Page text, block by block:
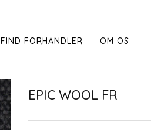
FIND FORHANDLER OM OS
EPIC WOOL FR